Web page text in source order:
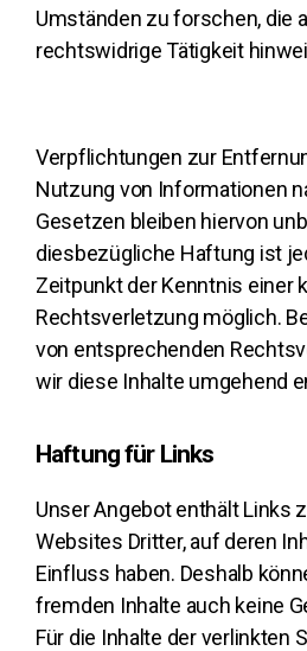
Umständen zu forschen, die
rechtswidrige Tätigkeit
Verpflichtungen zur
Nutzung von Informationen
Gesetzen bleiben hiervon
diesbezügliche Haftung ist
Zeitpunkt der Kenntnis einer
Rechtsverletzung möglich.
von entsprechenden
wir diese Inhalte umgehend
Haftung für Links
Unser Angebot enthält Links
Websites Dritter, auf deren
Einfluss haben. Deshalb
fremden Inhalte auch keine
Für die Inhalte der verlinkten